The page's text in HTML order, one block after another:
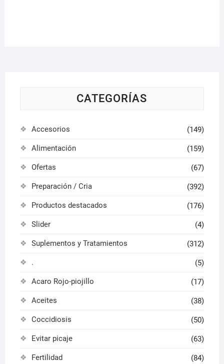
la
CATEGORÍAS
Accesorios (149)
Alimentación (159)
Ofertas (67)
Preparación / Cria (392)
Productos destacados (176)
Slider (4)
Suplementos y Tratamientos (312)
. (5)
Acaro Rojo-piojillo (17)
Aceites (38)
Coccidiosis (50)
Evitar picaje (63)
Fertilidad (84)